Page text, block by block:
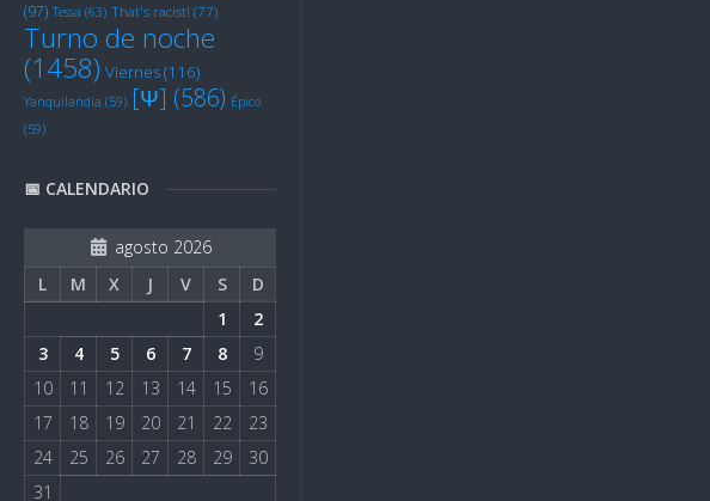
(97) Tessa (63) That's racist! (77)
Turno de noche
(1458) Viernes(116)
Yanquilandia (59) [Ψ] (586) Épico
(59)
📅 CALENDARIO
agosto 2026
L
M X J V S
D
1
2
3
4 5 6 7 8
9
10
11 12 13 14 15
16
17
18 19 20 21 22
23
24
25 26 27 28 29
30
31